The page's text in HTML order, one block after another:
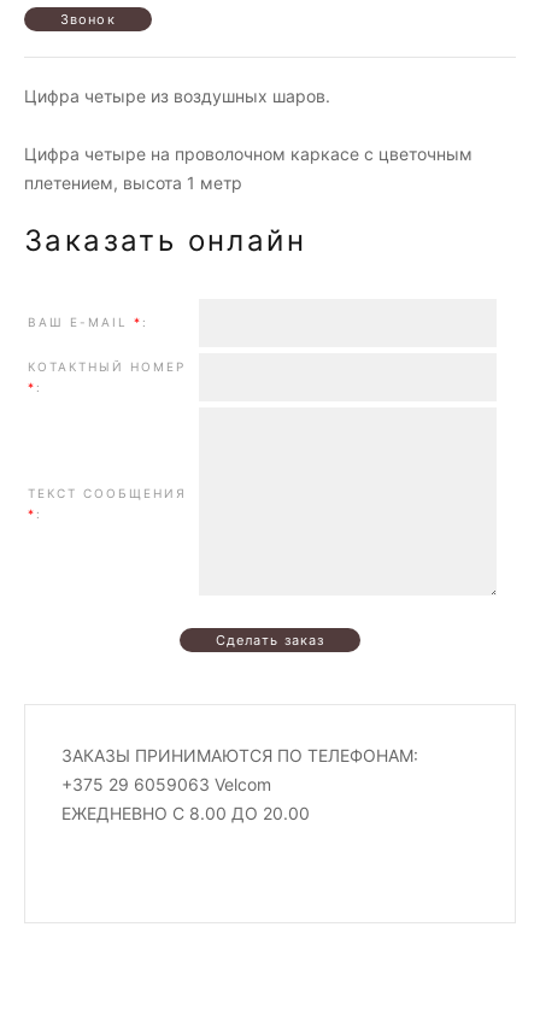
Цифра четыре из воздушных шаров.
Цифра четыре на проволочном каркасе с цветочным
плетением, высота 1 метр
Заказать онлайн
ВАШ E-MAIL * :
КОТАКТНЫЙ НОМЕР
* :
ТЕКСТ СООБЩЕНИЯ
* :
ЗАКАЗЫ ПРИНИМАЮТСЯ ПО ТЕЛЕФОНАМ:
+375 29 6059063 Velcom
ЕЖЕДНЕВНО С 8.00 ДО 20.00